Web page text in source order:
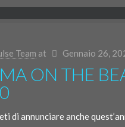
Team at Gennaio 26,
ON THE
di annunciare anche